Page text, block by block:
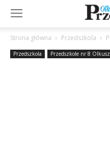
Strona główna Przedszkola
Przedszkola Przedszkole nr 8 Olkusz